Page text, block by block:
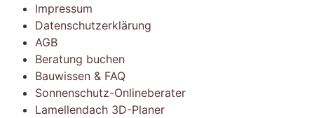
Impressum
Datenschutzerklärung
AGB
Beratung buchen
Bauwissen & FAQ
Sonnenschutz-Onlineberater
Lamellendach 3D-Planer